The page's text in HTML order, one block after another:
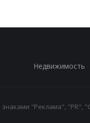
Недвижимость
"Реклама", "PR",